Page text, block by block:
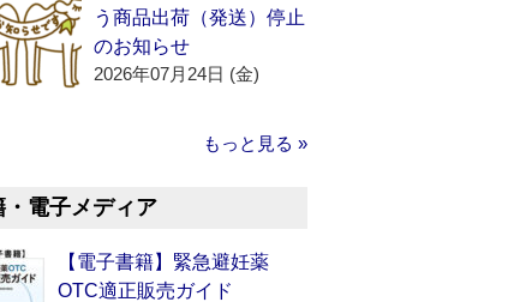
う商品出荷（発送）停止
のお知らせ
2026年07月24日 (金)
もっと見る »
・電子メディア
【電子書籍】緊急避妊薬
OTC適正販売ガイド